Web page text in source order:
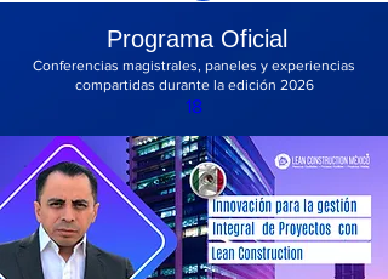
Programa Oficial
Conferencias magistrales, paneles y experiencias
compartidas durante la edición 2026
18